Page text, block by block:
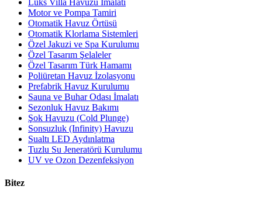
Motor ve Pompa Tamiri
Otomatik Havuz Örtüsü
Otomatik Klorlama Sistemleri
Özel Jakuzi ve Spa Kurulumu
Özel Tasarım Şelaleler
Özel Tasarım Türk Hamamı
Poliüretan Havuz İzolasyonu
Prefabrik Havuz Kurulumu
Sauna ve Buhar Odası İmalatı
Sezonluk Havuz Bakımı
Şok Havuzu (Cold Plunge)
Sonsuzluk (Infinity) Havuzu
Sualtı LED Aydınlatma
Tuzlu Su Jeneratörü Kurulumu
UV ve Ozon Dezenfeksiyon
Bitez